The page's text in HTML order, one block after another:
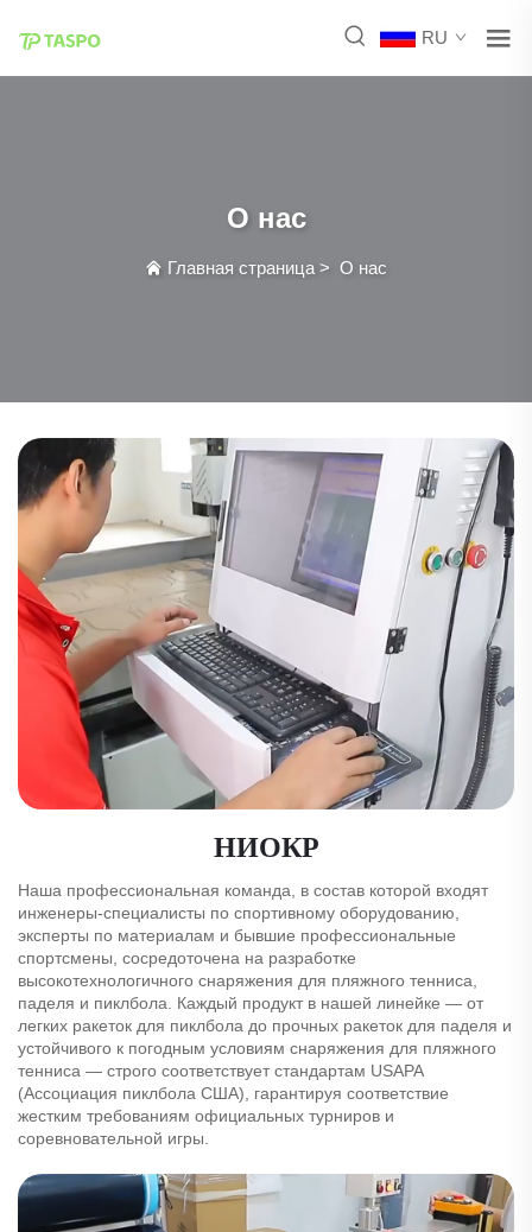
RU
О нас
Главная страница > О нас
НИОКР
Наша профессиональная команда, в состав которой входят
инженеры-специалисты по спортивному оборудованию,
эксперты по материалам и бывшие профессиональные
спортсмены, сосредоточена на разработке
высокотехнологичного снаряжения для пляжного тенниса,
паделя и пиклбола. Каждый продукт в нашей линейке — от
легких ракеток для пиклбола до прочных ракеток для паделя и
устойчивого к погодным условиям снаряжения для пляжного
тенниса — строго соответствует стандартам USAPA
(Ассоциация пиклбола США), гарантируя соответствие
жестким требованиям официальных турниров и
соревновательной игры.